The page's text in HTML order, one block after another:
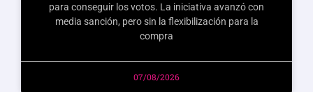
para conseguir los votos. La iniciativa avanzó con
media sanción, pero sin la flexibilización para la
compra
07/08/2026